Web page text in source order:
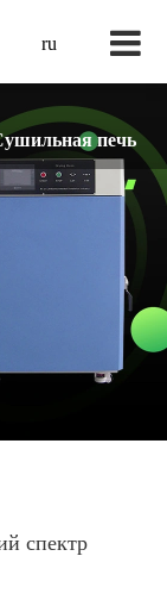
ru
печь
спектр